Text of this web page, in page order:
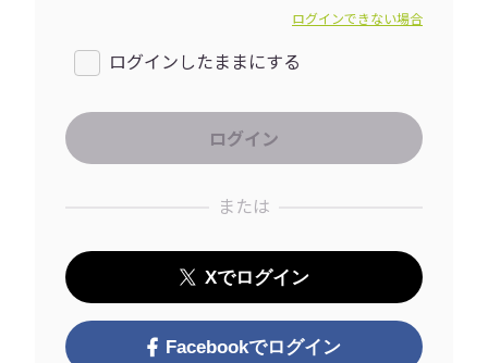
ログインできない場合
ログインしたままにする
または
Xでログイン
Facebookでログイン